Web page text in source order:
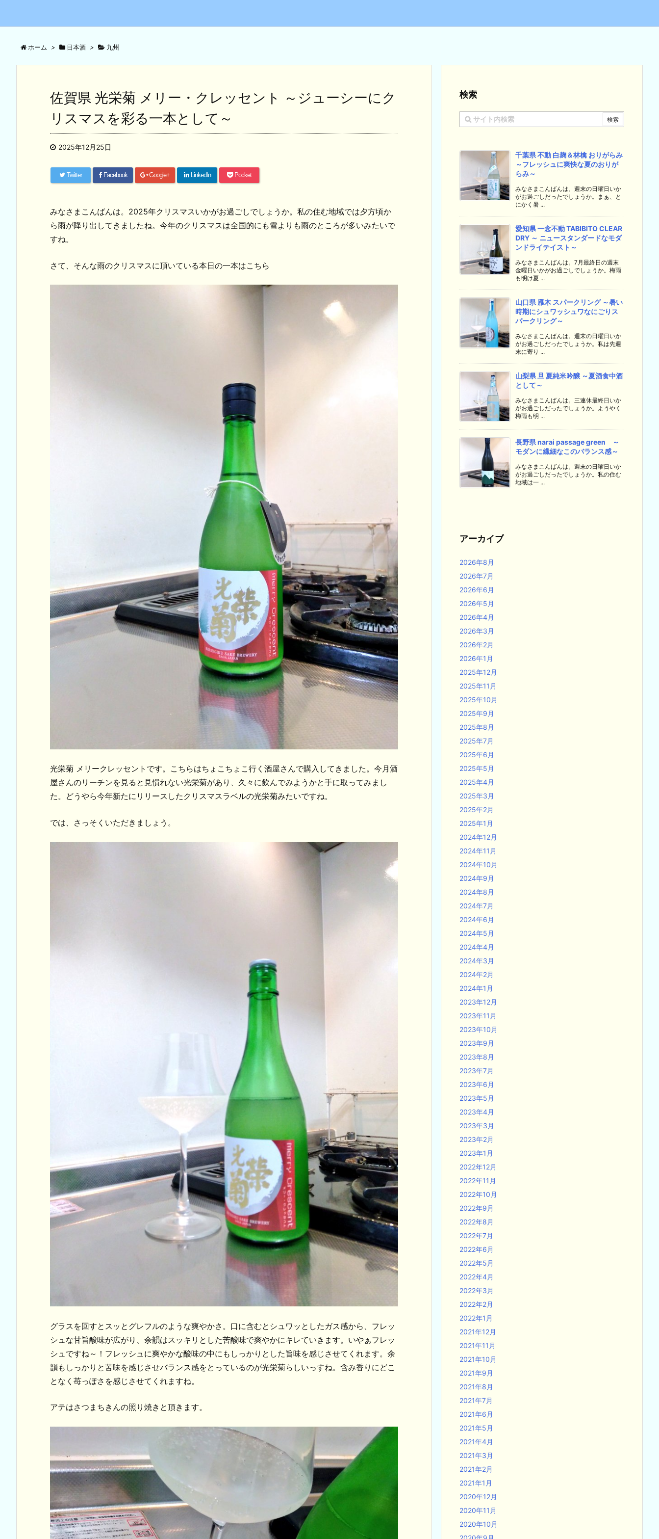
ホーム > 日本酒 > 九州
佐賀県 光栄菊 メリー・クレッセント ～ジューシーにク
リスマスを彩る一本として～
2025年12月25日
Twitter Facebook Google+ LinkedIn Pocket
みなさまこんばんは。2025年クリスマスいかがお過ごしでしょうか。私の住む地域では夕方頃か
ら雨が降り出してきましたね。今年のクリスマスは全国的にも雪よりも雨のところが多いみたいで
すね。
さて、そんな雨のクリスマスに頂いている本日の一本はこちら
光栄菊 メリークレッセントです。こちらはちょこちょこ行く酒屋さんで購入してきました。今月酒
屋さんのリーチンを見ると見慣れない光栄菊があり、久々に飲んでみようかと手に取ってみまし
た。どうやら今年新たにリリースしたクリスマスラベルの光栄菊みたいですね。
では、さっそくいただきましょう。
グラスを回すとスッとグレフルのような爽やかさ。口に含むとシュワッとしたガス感から、フレッ
シュな甘旨酸味が広がり、余韻はスッキリとした苦酸味で爽やかにキレていきます。いやぁフレッ
シュですね～！フレッシュに爽やかな酸味の中にもしっかりとした旨味を感じさせてくれます。余
韻もしっかりと苦味を感じさせバランス感をとっているのが光栄菊らしいっすね。含み香りにどこ
となく苺っぽさを感じさせてくれますね。
アテはさつまちきんの照り焼きと頂きます。
検索
千葉県 不動 白麹＆林檎 おりがらみ
～フレッシュに爽快な夏のおりが
らみ～
みなさまこんばんは。週末の日曜日いか
がお過ごしだったでしょうか。まぁ、と
にかく暑 ...
愛知県 一念不動 TABIBITO CLEAR
DRY ～ ニュースタンダードなモダ
ンドライテイスト～
みなさまこんばんは。7月最終日の週末
金曜日いかがお過ごしでしょうか。梅雨
も明け夏 ...
山口県 雁木 スパークリング ～暑い
時期にシュワッシュワなにごりス
パークリング～
みなさまこんばんは。週末の日曜日いか
がお過ごしだったでしょうか。私は先週
末に寄り ...
山梨県 旦 夏純米吟醸 ～夏酒食中酒
として～
みなさまこんばんは。三連休最終日いか
がお過ごしだったでしょうか。ようやく
梅雨も明 ...
長野県 narai passage green ～
モダンに繊細なこのバランス感～
みなさまこんばんは。週末の日曜日いか
がお過ごしだったでしょうか。私の住む
地域は一 ...
アーカイブ
2026年8月
2026年7月
2026年6月
2026年5月
2026年4月
2026年3月
2026年2月
2026年1月
2025年12月
2025年11月
2025年10月
2025年9月
2025年8月
2025年7月
2025年6月
2025年5月
2025年4月
2025年3月
2025年2月
2025年1月
2024年12月
2024年11月
2024年10月
2024年9月
2024年8月
2024年7月
2024年6月
2024年5月
2024年4月
2024年3月
2024年2月
2024年1月
2023年12月
2023年11月
2023年10月
2023年9月
2023年8月
2023年7月
2023年6月
2023年5月
2023年4月
2023年3月
2023年2月
2023年1月
2022年12月
2022年11月
2022年10月
2022年9月
2022年8月
2022年7月
2022年6月
2022年5月
2022年4月
2022年3月
2022年2月
2022年1月
2021年12月
2021年11月
2021年10月
2021年9月
2021年8月
2021年7月
2021年6月
2021年5月
2021年4月
2021年3月
2021年2月
2021年1月
2020年12月
2020年11月
2020年10月